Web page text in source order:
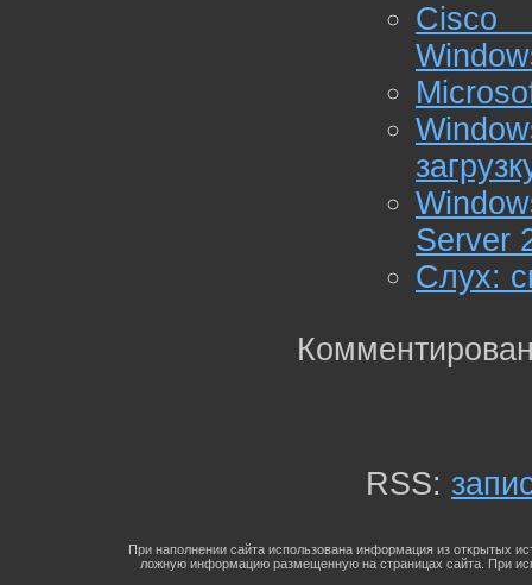
Cisco
Server
Слух:
RSS:
При наполнении сайта использована информация из открытых
ложную информацию размещенную на страницах сайта. При